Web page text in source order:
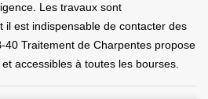
Les travaux sont
il est indispensable de contacter des
40 Traitement de Charpentes propose
accessibles à toutes les bourses.